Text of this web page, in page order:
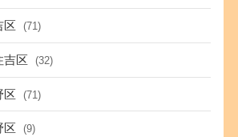
区 (71)
吉区 (32)
区 (71)
区 (9)